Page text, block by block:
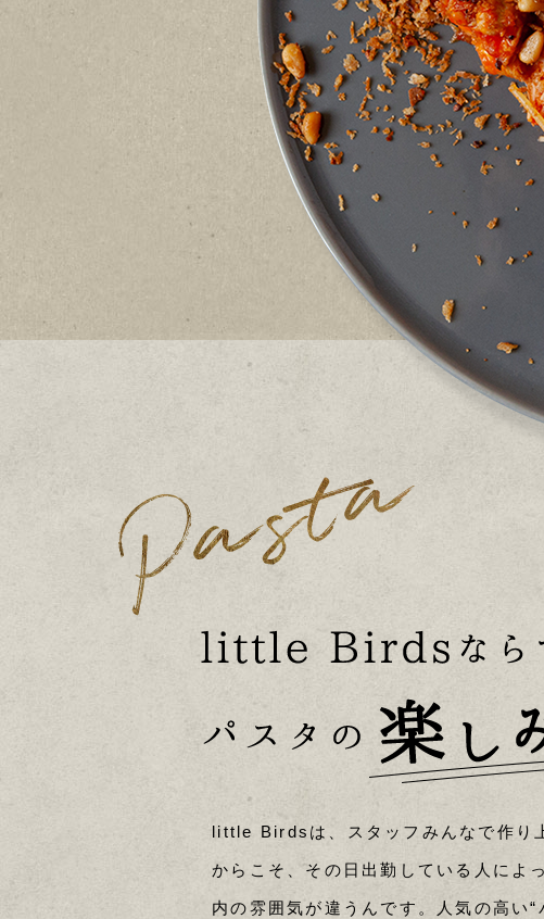
little Birdsは、スタッフみんなで作り
からこそ、その日出勤している人によ
内の雰囲気が違うんです。人気の高い“